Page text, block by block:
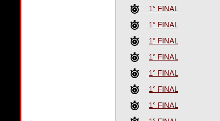
1° FINAL
1° FINAL
1° FINAL
1° FINAL
1° FINAL
1° FINAL
1° FINAL